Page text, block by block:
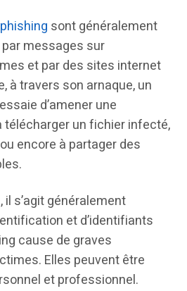
sont généralement
messages sur
et par des sites internet
à travers son arnaque, un
d’amener une
un fichier infecté,
encore à partager des
s’agit généralement
et d’identifiants
cause de graves
Elles peuvent être
et professionnel.